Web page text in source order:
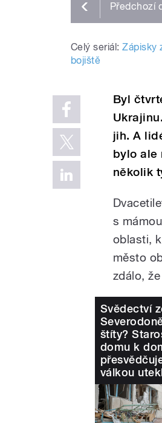
Předchozí
Celý seriál: Zápisky
bojiště
Byl
jih. A
bylo ale
několik
s
oblasti,
město
zdálo,
Svědectví
štíty?
domu k
válkou